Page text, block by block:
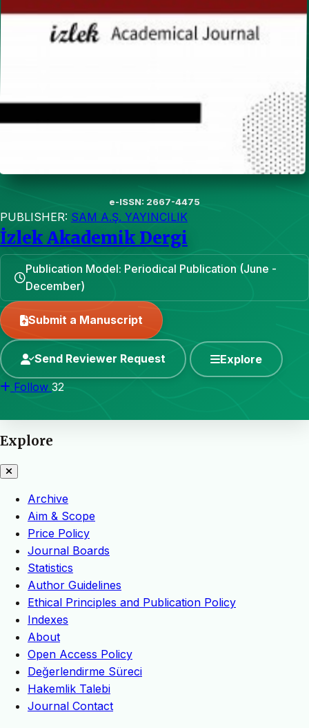
e-ISSN: 2667-4475
PUBLISHER: SAM A.Ş. YAYINCILIK
İzlek Akademik Dergi
Publication Model: Periodical Publication (June -
December)
Submit a Manuscript
Send Reviewer Request Explore
Follow 32
Explore
Archive
Aim & Scope
Price Policy
Journal Boards
Statistics
Author Guidelines
Ethical Principles and Publication Policy
Indexes
About
Open Access Policy
Değerlendirme Süreci
Hakemlik Talebi
Journal Contact